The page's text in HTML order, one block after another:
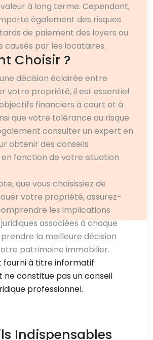
à long terme. Cependant,
également des risques
de paiement des loyers ou
causés par les locataires.
Choisir ?
décision éclairée entre
votre propriété, il est essentiel
financiers à court et à
que votre tolérance au risque.
consulter un expert en
obtenir des conseils
fonction de votre situation
que vous choisissiez de
votre propriété, assurez-
les implications
associées à chaque
la meilleure décision
patrimoine immobilier.
fourni à titre informatif
ne constitue pas un conseil
professionnel.
Indispensables